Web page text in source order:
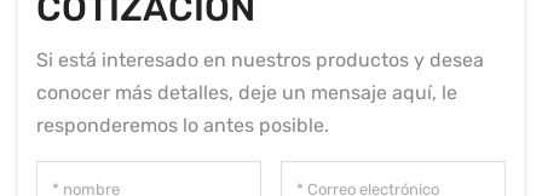
Si está interesado en nuestros productos y desea
conocer más detalles, deje un mensaje aquí, le
responderemos lo antes posible.